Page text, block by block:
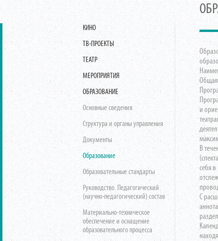
КИНО
ТВ-ПРОЕКТЫ
ТЕАТР
МЕРОПРИЯТИЯ
ОБРАЗОВАНИЕ
Основные сведения
Структура и органы управления
Документы
Образование
Образовательные стандарты
Руководство. Педагогический
(научно-педагогический) состав
Материально-техническое
обеспечение и оснащение
образовательного процесса
Общая
и
В
себя
С